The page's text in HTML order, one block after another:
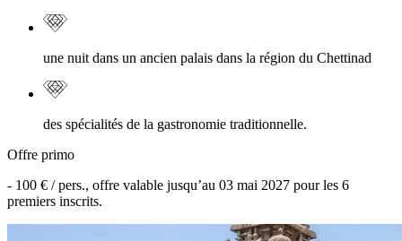
une nuit dans un ancien palais dans la région du Chettinad
des spécialités de la gastronomie traditionnelle.
Offre primo
- 100 € / pers., offre valable jusqu’au 03 mai 2027 pour les 6
premiers inscrits.